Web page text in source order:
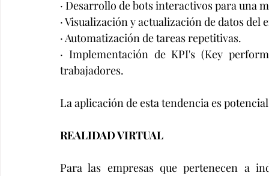
· Desarrollo de bots interactivos para una
· Visualización y actualización de datos del
· Automatización de tareas repetitivas.
· Implementación de KPI's (Key
trabajadores.
La aplicación de esta tendencia es
REALIDAD VIRTUAL
Para las empresas que pertenecen a